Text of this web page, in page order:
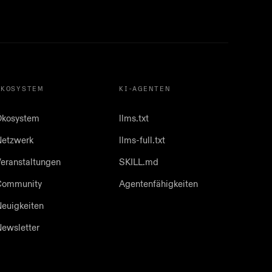
KI-AGENTEN
llms.txt
llms-full.txt
SKILL.md
Agentenfähigkeiten